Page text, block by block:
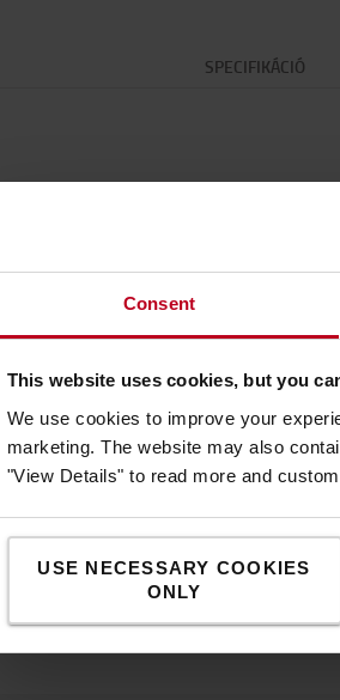
Consent
This website uses cookies, but you
We use cookies to improve your
marketing. The website may also
"View Details" to read more and
USE NECESSARY COOKIES
ONLY
SPECIFIKÁCIÓ
használ vizet. Az aquamatic
feltöltésének optimális
gyors és egyszerű megoldást kínál az
szerelt 60 literes tartály könnyen
precízen tölti fel az akkumulátort.
2 mm